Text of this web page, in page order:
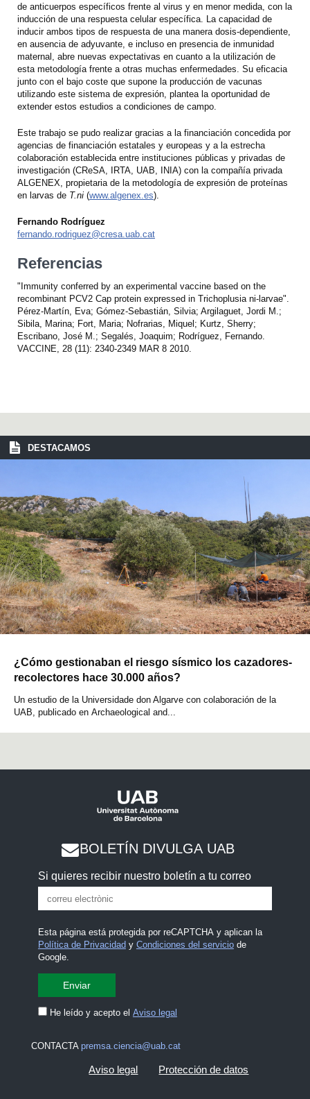
de anticuerpos específicos frente al virus y en menor medida, con la
inducción de una respuesta celular específica. La capacidad de
inducir ambos tipos de respuesta de una manera dosis-dependiente,
en ausencia de adyuvante, e incluso en presencia de inmunidad
maternal, abre nuevas expectativas en cuanto a la utilización de
esta metodología frente a otras muchas enfermedades. Su eficacia
junto con el bajo coste que supone la producción de vacunas
utilizando este sistema de expresión, plantea la oportunidad de
extender estos estudios a condiciones de campo.
Este trabajo se pudo realizar gracias a la financiación concedida por
agencias de financiación estatales y europeas y a la estrecha
colaboración establecida entre instituciones públicas y privadas de
investigación (CReSA, IRTA, UAB, INIA) con la compañía privada
ALGENEX, propietaria de la metodología de expresión de proteínas
en larvas de T.ni (www.algenex.es).
Fernando Rodríguez
fernando.rodriguez@cresa.uab.cat
Referencias
"Immunity conferred by an experimental vaccine based on the
recombinant PCV2 Cap protein expressed in Trichoplusia ni-larvae".
Pérez-Martín, Eva; Gómez-Sebastián, Silvia; Argilaguet, Jordi M.;
Sibila, Marina; Fort, Maria; Nofrarias, Miquel; Kurtz, Sherry;
Escribano, José M.; Segalés, Joaquim; Rodríguez, Fernando.
VACCINE, 28 (11): 2340-2349 MAR 8 2010.
DESTACAMOS
¿Cómo gestionaban el riesgo sísmico los cazadores-
recolectores hace 30.000 años?
Un estudio de la Universidade don Algarve con colaboración de la
UAB, publicado en Archaeological and...
BOLETÍN DIVULGA UAB
Si quieres recibir nuestro boletín a tu correo
Esta página está protegida por reCAPTCHA y aplican la
Política de Privacidad y Condiciones del serviciode
Google.
He leído y acepto el Aviso legal
CONTACTA premsa.ciencia@uab.cat
Aviso legal Protección de datos